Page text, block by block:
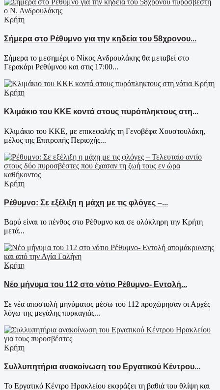
Κρήτη
Σήμερα στο Ρέθυμνο για την κηδεία του 58χρονου...
Σήμερα το μεσημέρι ο Νίκος Ανδρουλάκης θα μεταβεί στο
Γερακάρι Ρεθύμνου και στις 17:00...
Κρήτη
Κλιμάκιο του ΚΚΕ κοντά στους πυρόπληκτους στη...
Κλιμάκιο του ΚΚΕ, με επικεφαλής τη Γενοβέφα Χουστουλάκη,
μέλος της Επιτροπής Περιοχής...
Κρήτη
Ρέθυμνο: Σε εξέλιξη η μάχη με τις φλόγες –...
Βαρύ είναι το πένθος στο Ρέθυμνο και σε ολόκληρη την Κρήτη
μετά...
Κρήτη
Νέο μήνυμα του 112 στο νότιο Ρέθυμνο- Εντολή...
Σε νέα αποστολή μηνύματος μέσω του 112 προχώρησαν οι Αρχές
λόγω της μεγάλης πυρκαγιάς...
Κρήτη
Συλλυπητήρια ανακοίνωση του Εργατικού Κέντρου...
Το Εργατικό Κέντρο Ηρακλείου εκφράζει τη βαθιά του θλίψη και